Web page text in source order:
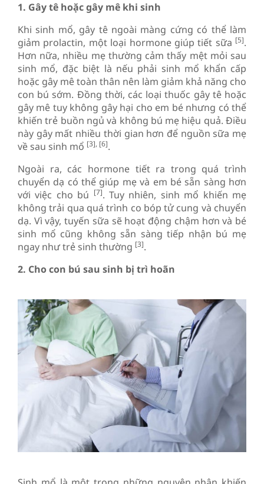
1. Gây tê hoặc gây mê khi sinh
Khi sinh mổ, gây tê ngoài màng cứng có thể làm
giảm prolactin, một loại hormone giúp tiết sữa [5].
Hơn nữa, nhiều mẹ thường cảm thấy mệt mỏi sau
sinh mổ, đặc biệt là nếu phải sinh mổ khẩn cấp
hoặc gây mê toàn thân nên làm giảm khả năng cho
con bú sớm. Đồng thời, các loại thuốc gây tê hoặc
gây mê tuy không gây hại cho em bé nhưng có thể
khiến trẻ buồn ngủ và không bú mẹ hiệu quả. Điều
này gây mất nhiều thời gian hơn để nguồn sữa mẹ
về sau sinh mổ [3], [6].
Ngoài ra, các hormone tiết ra trong quá trình
chuyển dạ có thể giúp mẹ và em bé sẵn sàng hơn
với việc cho bú [7]. Tuy nhiên, sinh mổ khiến mẹ
không trải qua quá trình co bóp tử cung và chuyển
dạ. Vì vậy, tuyến sữa sẽ hoạt động chậm hơn và bé
sinh mổ cũng không sẵn sàng tiếp nhận bú mẹ
ngay như trẻ sinh thường [3].
2. Cho con bú sau sinh bị trì hoãn